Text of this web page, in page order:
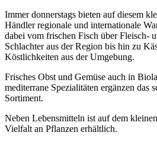
Immer donnerstags bieten auf diesem
Händler regionale und internationale
dabei vom frischen Fisch über Fleisch-
Schlachter aus der Region bis hin zu
Köstlichkeiten aus der Umgebung.
Frisches Obst und Gemüse auch in
mediterrane Spezialitäten ergänzen das
Sortiment.
Neben Lebensmitteln ist auf dem
Vielfalt an Pflanzen erhältlich.